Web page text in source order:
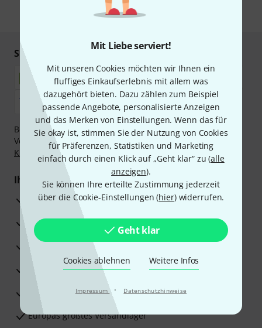
Mit Liebe serviert!
Mit unseren Cookies möchten wir Ihnen ein
fluffiges Einkaufserlebnis mit allem was
dazugehört bieten. Dazu zählen zum Beispiel
passende Angebote, personalisierte Anzeigen
und das Merken von Einstellungen. Wenn das für
Sie okay ist, stimmen Sie der Nutzung von Cookies
für Präferenzen, Statistiken und Marketing
einfach durch einen Klick auf „Geht klar“ zu (alle
anzeigen).
Sie können Ihre erteilte Zustimmung jederzeit
über die Cookie-Einstellungen (hier) widerrufen.
Geht klar
Cookies ablehnen Weitere Infos
Impressum · Datenschutzhinweise
* Pflichtfeld
Sicher einkaufen & bezahlen
Bezahlen Sie vertraulich und sicher per Nachnahme,
Vorkasse, PayPal, Amazon Pay, Klarna Sofort bezahlen
Klarna Ratenzahlungoder Kreditkarte.
Ihre Vorteile
3 Jahre Thomann Garantie
30 Tage Money-Back-Garantie
Reparaturservice
Beratung durch Fachexperten
Zufriedenheitsgarantie
Europas größtes Versandlager